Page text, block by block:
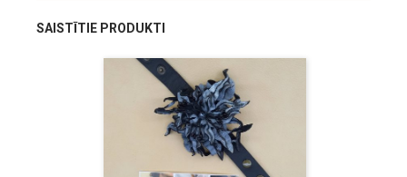
SAISTĪTIE PRODUKTI